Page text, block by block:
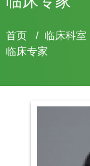
面
包
首页 / 临床科室
临床专家